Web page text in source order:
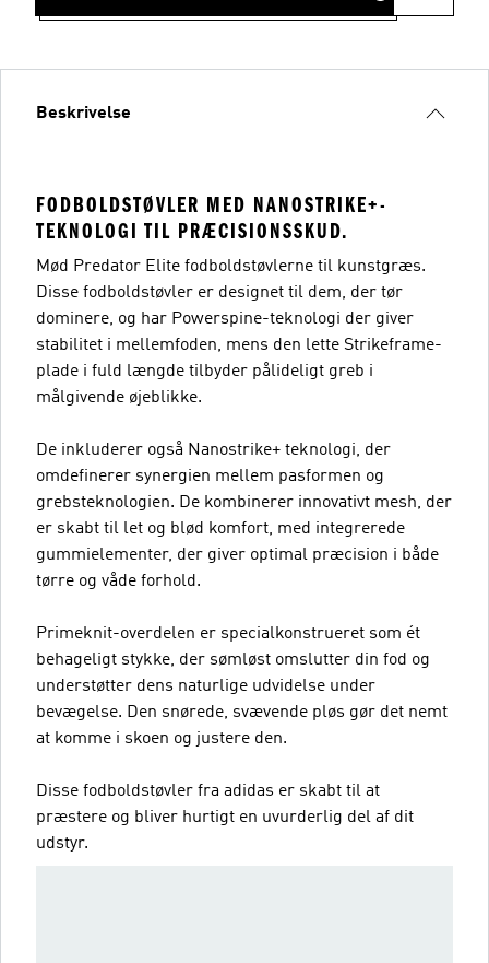
Beskrivelse
FODBOLDSTØVLER MED NANOSTRIKE+-
TEKNOLOGI TIL PRÆCISIONSSKUD.
Mød Predator Elite fodboldstøvlerne til kunstgræs.
Disse fodboldstøvler er designet til dem, der tør
dominere, og har Powerspine-teknologi der giver
stabilitet i mellemfoden, mens den lette Strikeframe-
plade i fuld længde tilbyder pålideligt greb i
målgivende øjeblikke.
De inkluderer også Nanostrike+ teknologi, der
omdefinerer synergien mellem pasformen og
grebsteknologien. De kombinerer innovativt mesh, der
er skabt til let og blød komfort, med integrerede
gummielementer, der giver optimal præcision i både
tørre og våde forhold.
Primeknit-overdelen er specialkonstrueret som ét
behageligt stykke, der sømløst omslutter din fod og
understøtter dens naturlige udvidelse under
bevægelse. Den snørede, svævende pløs gør det nemt
at komme i skoen og justere den.
Disse fodboldstøvler fra adidas er skabt til at
præstere og bliver hurtigt en uvurderlig del af dit
udstyr.